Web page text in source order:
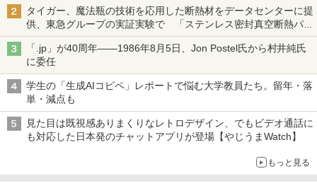
タイガー、魔法瓶の技術を応用した断熱材をデータセンターに提
供、東急グループの実証実験で 「ステンレス密封真空断熱パネ
ル TIVIP」
「.jp」が40周年――1986年8月5日、Jon Postel氏から村井純氏
に委任
学生の「生成AIコピペ」レポートで悩む大学教員たち。留年・落
単・減点も
見た目は既視感ありまくりなレトロデザイン、でもビデオ通話に
も対応した日本発のチャットアプリが登場【やじうまWatch】
もっと見る